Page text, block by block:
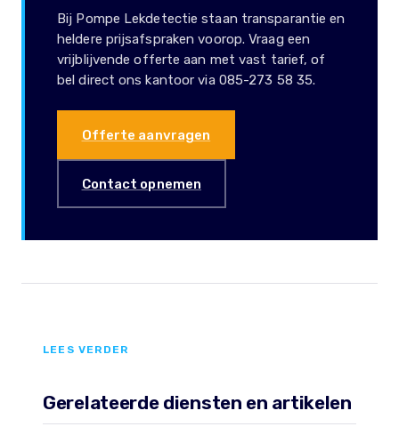
Bij Pompe Lekdetectie staan transparantie en
heldere prijsafspraken voorop. Vraag een
vrijblijvende offerte aan met vast tarief, of
bel direct ons kantoor via 085-273 58 35.
Offerte aanvragen
Contact opnemen
LEES VERDER
Gerelateerde diensten en artikelen